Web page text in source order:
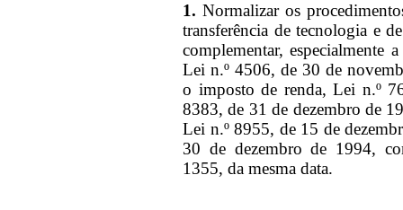
1. Normalizar os
transferência de tecnologia e
complementar, especialmente
Lei n.º 4506, de 30 de
o imposto de renda, Lei n.º
8383, de 31 de dezembro de
Lei n.º 8955, de 15 de
30 de dezembro de 1994,
1355, da mesma data.